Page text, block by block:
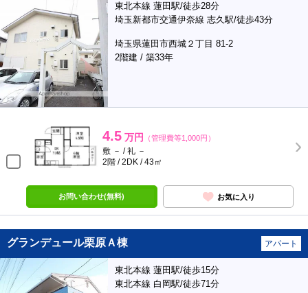
東北本線 蓮田駅/徒歩28分
埼玉新都市交通伊奈線 志久駅/徒歩43分
埼玉県蓮田市西城２丁目 81-2
2階建 / 築33年
4.5 万円 （管理費等1,000円）
敷 － / 礼 －
2階 / 2DK / 43㎡
お問い合わせ(無料) お気に入り
グランデュール栗原Ａ棟 アパート
東北本線 蓮田駅/徒歩15分
東北本線 白岡駅/徒歩71分